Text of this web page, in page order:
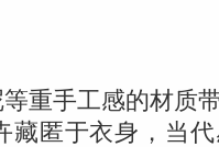
手工感的材质
藏匿于衣身，当